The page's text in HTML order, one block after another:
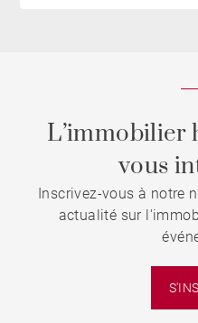
L’immobilier
vous
Inscrivez-vous à notre
actualité sur